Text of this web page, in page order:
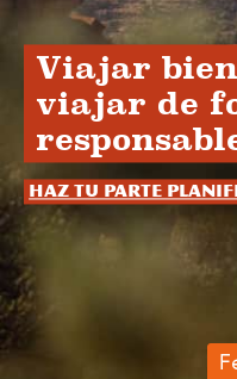
Viajar
viajar de
Haz tu parte